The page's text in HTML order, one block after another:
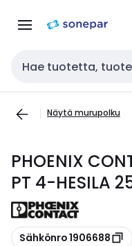
navigointiinsisältöön
Haku
Näytä murupolku
PHOENIX
PT 4-HESILA
Kopioi
Sähkönro 1906688